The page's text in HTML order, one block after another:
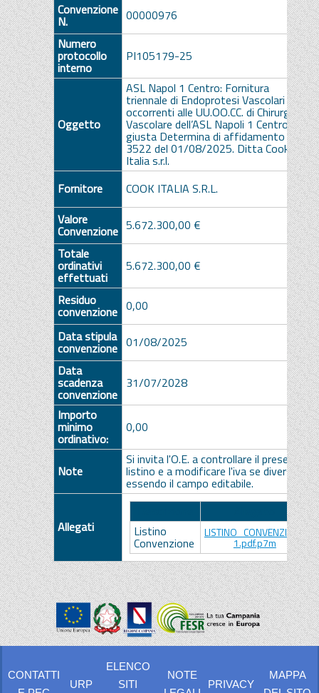
Convenzione
N.
00000976
Numero
protocollo
interno
PI105179-25
Oggetto
ASL Napol 1 Centro: Fornitura
triennale di Endoprotesi Vascolari
occorrenti alle UU.OO.CC. di Chirurgia
Vascolare dell’ASL Napoli 1 Centro,
giusta Determina di affidamento n.
3522 del 01/08/2025. Ditta Cook
Italia s.r.l.
Fornitore
COOK ITALIA S.R.L.
Valore
Convenzione 5.672.300,00 €
Totale
ordinativi
effettuati
5.672.300,00 €
Residuo
convenzione 0,00
Data stipula
convenzione 01/08/2025
Data
scadenza
convenzione
31/07/2028
Importo
minimo
ordinativo:
0,00
Note
Si invita l'O.E. a controllare il presente
listino e a modificare l'iva se diversa,
essendo il campo editabile.
Allegati
Listino
Convenzione
LISTINO_CONVENZIONE
1.pdf.p7m
CONTATTI
URP
ELENCO
SITI
NOTE
PRIVACY
MAPPA